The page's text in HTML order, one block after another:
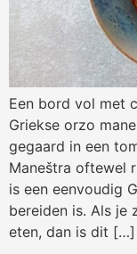
Een bord vol met
Griekse orzo
gegaard in een
Maneštra oftewel
is een eenvoudig
bereiden is. Als je
eten, dan is dit […]